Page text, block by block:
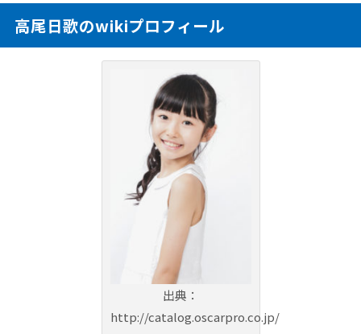
高尾日歌のwikiプロフィール
出典：
http://catalog.oscarpro.co.jp/